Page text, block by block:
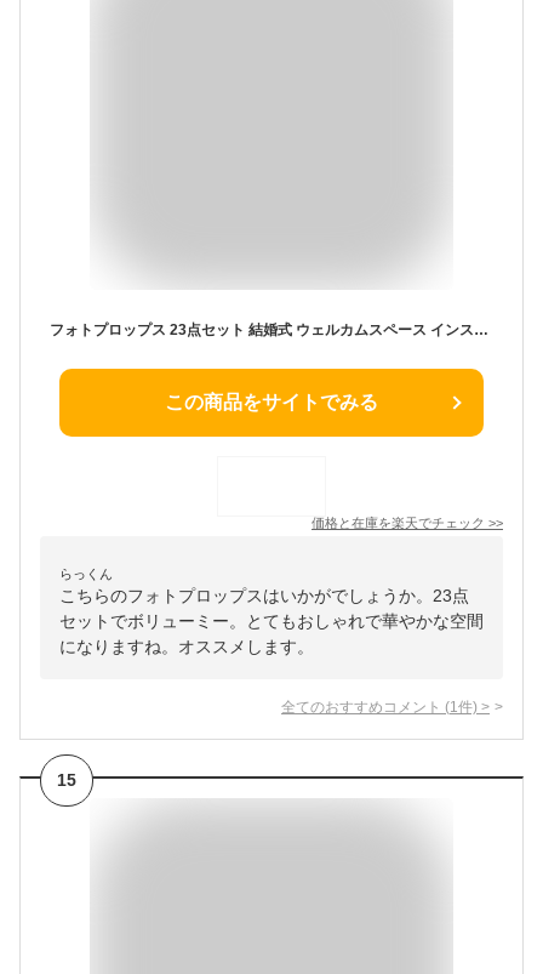
フォトプロップス 23点セット 結婚式 ウェルカムスペース インスタ映え パーティー ウェディング ブライダル フォトスペース ハロウィン 日本郵便送料無料 PK1
この商品をサイトでみる
価格と在庫を楽天でチェック >>
らっくん
こちらのフォトプロップスはいかがでしょうか。23点
セットでボリューミー。とてもおしゃれで華やかな空間
になりますね。オススメします。
全てのおすすめコメント (1 件) >
15